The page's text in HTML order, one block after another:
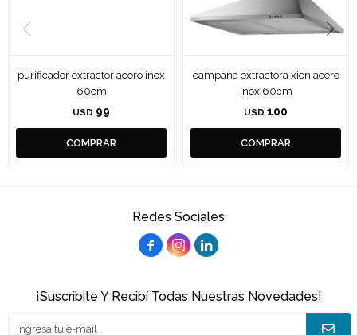
purificador extractor acero inox
60cm
USD 99
campana extractora xion acero
inox 60cm
USD 100
Redes Sociales
  
¡Suscribite Y Recibí Todas Nuestras Novedades!